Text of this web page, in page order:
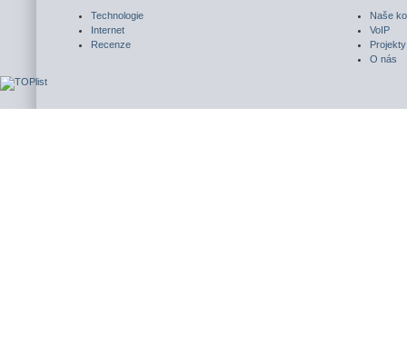
Technologie
Internet
Recenze
Naše
VoIP
Projekty
O nás